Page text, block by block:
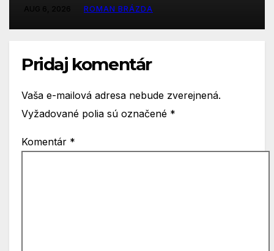
ROMAN BRÁZDA
Pridaj komentár
Vaša e-mailová adresa nebude zverejnená.
Vyžadované polia sú označené *
Komentár *